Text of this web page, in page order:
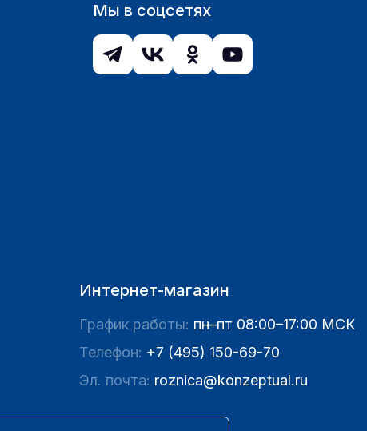
Мы в соцсетях
Интернет-магазин
График работы: пн–пт 08:00–17:00 МСК
Телефон: +7 (495) 150-69-70
Эл. почта: roznica@konzeptual.ru